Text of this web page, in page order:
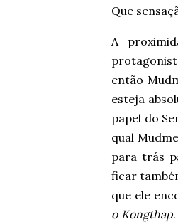
Que
A
então
esteja
papel do
qual
para trás
ficar
que ele
o Kongthap